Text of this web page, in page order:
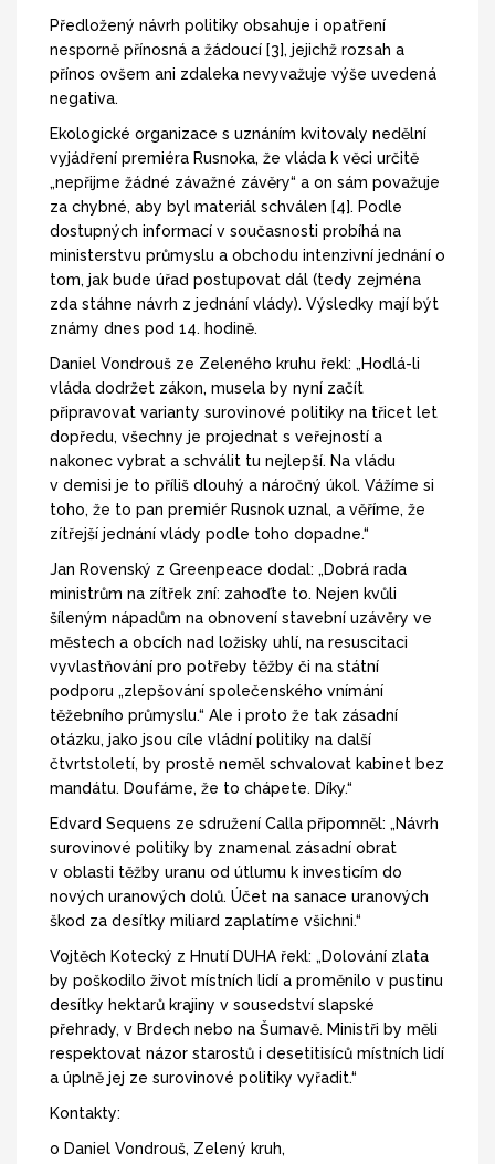
Předložený návrh politiky obsahuje i opatření
nesporně přínosná a žádoucí [3], jejichž rozsah a
přínos ovšem ani zdaleka nevyvažuje výše uvedená
negativa.
Ekologické organizace s uznáním kvitovaly nedělní
vyjádření premiéra Rusnoka, že vláda k věci určitě
„nepřijme žádné závažné závěry“ a on sám považuje
za chybné, aby byl materiál schválen [4]. Podle
dostupných informací v současnosti probíhá na
ministerstvu průmyslu a obchodu intenzivní jednání o
tom, jak bude úřad postupovat dál (tedy zejména
zda stáhne návrh z jednání vlády). Výsledky mají být
známy dnes pod 14. hodině.
Daniel Vondrouš ze Zeleného kruhu řekl: „Hodlá-li
vláda dodržet zákon, musela by nyní začít
připravovat varianty surovinové politiky na třicet let
dopředu, všechny je projednat s veřejností a
nakonec vybrat a schválit tu nejlepší. Na vládu
v demisi je to příliš dlouhý a náročný úkol. Vážíme si
toho, že to pan premiér Rusnok uznal, a věříme, že
zítřejší jednání vlády podle toho dopadne.“
Jan Rovenský z Greenpeace dodal: „Dobrá rada
ministrům na zítřek zní: zahoďte to. Nejen kvůli
šíleným nápadům na obnovení stavební uzávěry ve
městech a obcích nad ložisky uhlí, na resuscitaci
vyvlastňování pro potřeby těžby či na státní
podporu „zlepšování společenského vnímání
těžebního průmyslu.“ Ale i proto že tak zásadní
otázku, jako jsou cíle vládní politiky na další
čtvrtstoletí, by prostě neměl schvalovat kabinet bez
mandátu. Doufáme, že to chápete. Díky.“
Edvard Sequens ze sdružení Calla připomněl: „Návrh
surovinové politiky by znamenal zásadní obrat
v oblasti těžby uranu od útlumu k investicím do
nových uranových dolů. Účet na sanace uranových
škod za desítky miliard zaplatíme všichni.“
Vojtěch Kotecký z Hnutí DUHA řekl: „Dolování zlata
by poškodilo život místních lidí a proměnilo v pustinu
desítky hektarů krajiny v sousedství slapské
přehrady, v Brdech nebo na Šumavě. Ministři by měli
respektovat názor starostů i desetitisíců místních lidí
a úplně jej ze surovinové politiky vyřadit.“
Kontakty:
o Daniel Vondrouš, Zelený kruh,